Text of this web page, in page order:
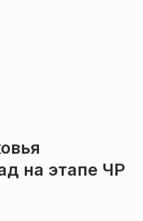
на этапе ЧР